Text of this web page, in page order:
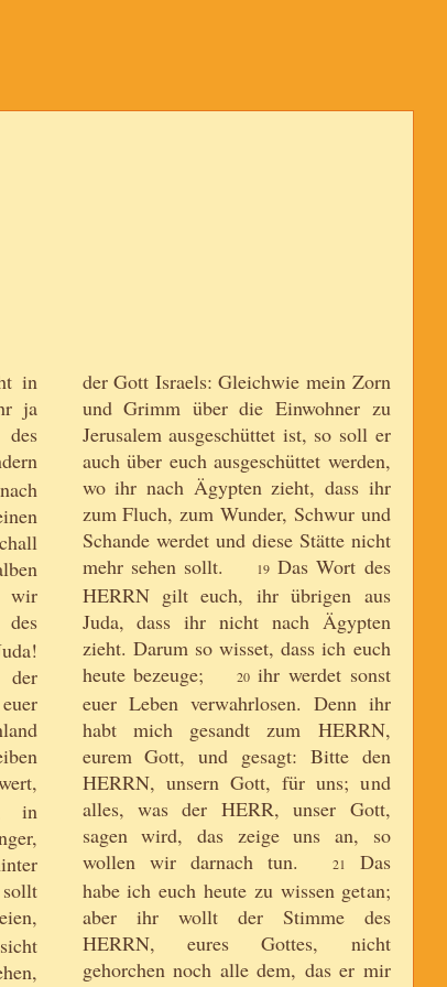
in
ja
wir
der
in
der Gott Israels: Gleichwie mein Zorn
und Grimm über die Einwohner zu
Jerusalem ausgeschüttet ist, so soll er
auch über euch ausgeschüttet werden,
wo ihr nach Ägypten zieht, dass ihr
zum Fluch, zum Wunder, Schwur und
Schande werdet und diese Stätte nicht
mehr sehen sollt.
19Das Wort des
HERRN gilt euch, ihr übrigen aus
Juda, dass ihr nicht nach Ägypten
zieht. Darum so wisset, dass ich euch
heute bezeuge;
20ihr werdet sonst
euer Leben verwahrlosen. Denn ihr
habt mich gesandt zum HERRN,
eurem Gott, und gesagt: Bitte den
HERRN, unsern Gott, für uns; und
alles, was der HERR, unser Gott,
sagen wird, das zeige uns an, so
wollen wir darnach tun.
21
Das
habe ich euch heute zu wissen getan;
aber ihr wollt der Stimme des
HERRN, eures Gottes, nicht
gehorchen noch alle dem, das er mir